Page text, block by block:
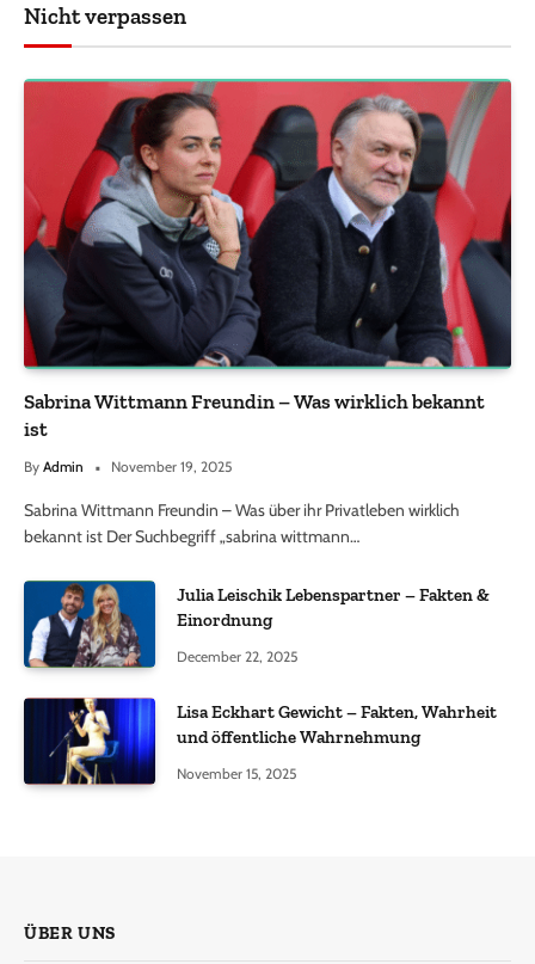
Nicht verpassen
Sabrina Wittmann Freundin – Was wirklich bekannt
ist
By Admin November 19, 2025
Sabrina Wittmann Freundin – Was über ihr Privatleben wirklich
bekannt ist Der Suchbegriff „sabrina wittmann…
Julia Leischik Lebenspartner – Fakten &
Einordnung
December 22, 2025
Lisa Eckhart Gewicht – Fakten, Wahrheit
und öffentliche Wahrnehmung
November 15, 2025
ÜBER UNS